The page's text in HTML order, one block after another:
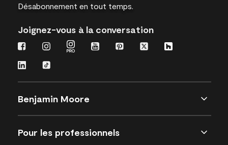
Désabonnement en tout temps.
Joignez-vous à la conversation
Benjamin Moore
Pour les professionnels